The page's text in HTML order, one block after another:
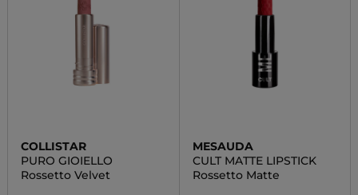
COLLISTAR
PURO GIOIELLO
Rossetto Velvet
MESAUDA
CULT MATTE LIPSTICK
Rossetto Matte